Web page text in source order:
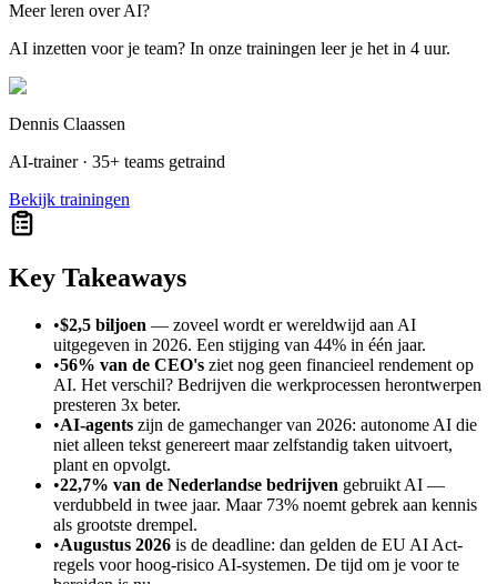
Meer leren over AI?
AI inzetten voor je team? In onze trainingen leer je het in 4 uur.
Dennis Claassen
AI-trainer · 35+ teams getraind
Bekijk trainingen
Key Takeaways
•$2,5 biljoen — zoveel wordt er wereldwijd aan AI
uitgegeven in 2026. Een stijging van 44% in één jaar.
•56% van de CEO's ziet nog geen financieel rendement op
AI. Het verschil? Bedrijven die werkprocessen herontwerpen
presteren 3x beter.
•AI-agents zijn de gamechanger van 2026: autonome AI die
niet alleen tekst genereert maar zelfstandig taken uitvoert,
plant en opvolgt.
•22,7% van de Nederlandse bedrijven gebruikt AI —
verdubbeld in twee jaar. Maar 73% noemt gebrek aan kennis
als grootste drempel.
•Augustus 2026 is de deadline: dan gelden de EU AI Act-
regels voor hoog-risico AI-systemen. De tijd om je voor te